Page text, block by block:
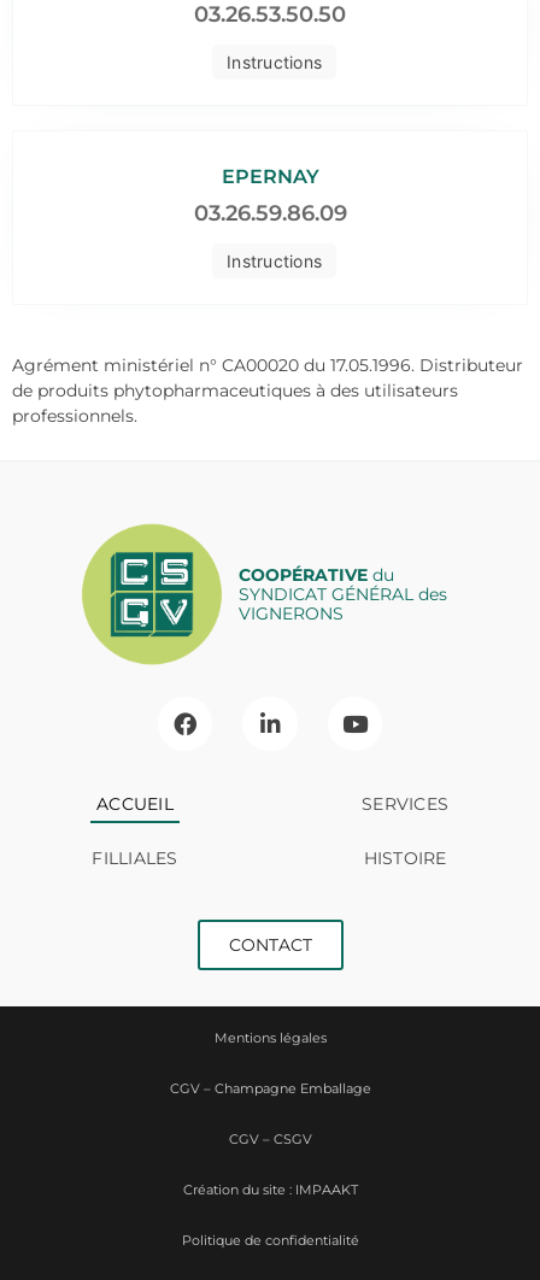
Instructions
03.26.53.50.50
Instructions
EPERNAY
03.26.59.86.09
Agrément ministériel n° CA00020 du 17.05.1996. Distributeur
de produits phytopharmaceutiques à des utilisateurs
professionnels.
COOPÉRATIVEdu
SYNDICAT GÉNÉRAL des
VIGNERONS
ACCUEIL SERVICES
FILLIALES HISTOIRE
CONTACT
Mentions légales
CGV – Champagne Emballage
CGV – CSGV
Politique de confidentialité
Création du site : IMPAAKT